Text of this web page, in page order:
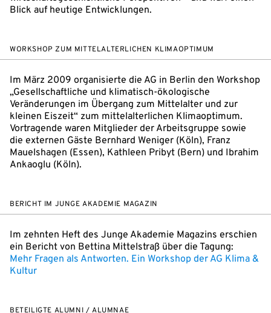
Blick auf heutige Entwicklungen.
WORKSHOP ZUM MITTELALTERLICHEN KLIMAOPTIMUM
Im März 2009 organisierte die AG in Berlin den Workshop
„Gesellschaftliche und klimatisch-ökologische
Veränderungen im Übergang zum Mittelalter und zur
kleinen Eiszeit“ zum mittelalterlichen Klimaoptimum.
Vortragende waren Mitglieder der Arbeitsgruppe sowie
die externen Gäste Bernhard Weniger (Köln), Franz
Mauelshagen (Essen), Kathleen Pribyt (Bern) und Ibrahim
Ankaoglu (Köln).
BERICHT IM JUNGE AKADEMIE MAGAZIN
Im zehnten Heft des Junge Akademie Magazins erschien
ein Bericht von Bettina Mittelstraß über die Tagung:
Mehr Fragen als Antworten. Ein Workshop der AG Klima &
Kultur
BETEILIGTE ALUMNI / ALUMNAE